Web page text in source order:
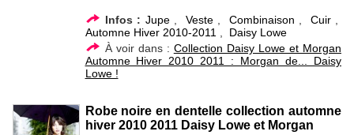
Infos : Jupe, Veste, Combinaison Cuir,
Automne Hiver 2010-2011
Daisy Lowe
À voir dans : Collection Daisy Lowe et Morgan
Automne Hiver 2010 2011 : Morgan de... Daisy
Lowe !
Robe noire en dentelle collection automne
hiver 2010 2011 Daisy Lowe et Morgan